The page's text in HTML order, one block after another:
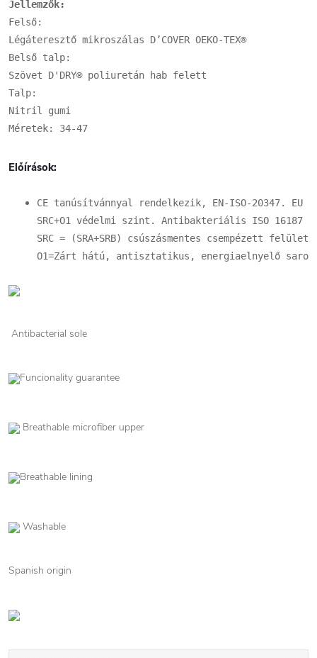
Jellemzők:
Felső:
Légáteresztő mikroszálas D’COVER OEKO-TEX®
Belső talp:
Szövet D'DRY® poliuretán hab felett
Talp:
Nitril gumi
Méretek: 34-47
Előírások:
CE tanúsítvánnyal rendelkezik, EN-ISO-20347. EU
SRC+O1 védelmi szint. Antibakteriális ISO 16187
SRC = (SRA+SRB) csúszásmentes csempézett
O1=Zárt hátú, antisztatikus, energiaelnyelő
Antibacterial sole
Funcionality guarantee
Breathable microfiber upper
Breathable lining
Washable
Spanish origin